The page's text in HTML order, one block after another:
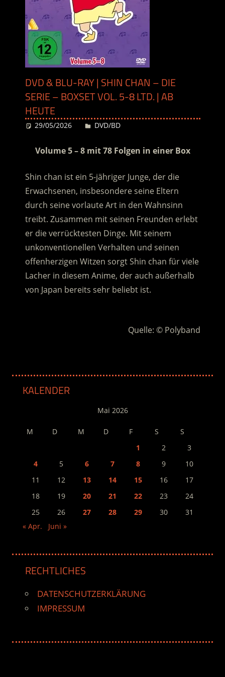
DVD & BLU-RAY | SHIN CHAN – DIE
SERIE – BOXSET VOL. 5-8 LTD. | AB
HEUTE
29/05/2026 Desiree
DVD/BD
Volume 5 – 8 mit 78 Folgen in einer Box
Shin chan ist ein 5-jähriger Junge, der die
Erwachsenen, insbesondere seine Eltern
durch seine vorlaute Art in den Wahnsinn
treibt. Zusammen mit seinen Freunden erlebt
er die verrücktesten Dinge. Mit seinem
unkonventionellen Verhalten und seinen
offenherzigen Witzen sorgt Shin chan für viele
Lacher in diesem Anime, der auch außerhalb
von Japan bereits sehr beliebt ist.
Quelle: © Polyband
KALENDER
Mai 2026
M D M D F S
S
1
2
3
4
5 6 7 8 9
10
11
12 13 14 15 16
17
18
19 20 21 22 23
24
25
26 27 28 29 30
31
« Apr.
Juni »
RECHTLICHES
DATENSCHUTZERKLÄRUNG
IMPRESSUM